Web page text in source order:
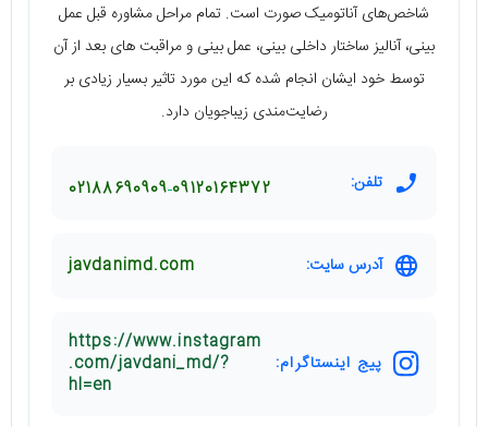
شاخص‌های آناتومیک صورت است. تمام مراحل مشاوره قبل عمل
بینی، آنالیز ساختار داخلی بینی، عمل بینی و مراقبت های بعد از آن
توسط خود ایشان انجام شده که این مورد تاثیر بسیار زیادی بر
رضایت‌مندی زیباجویان دارد.
تلفن: 09120164372
02188690909
آدرس سایت: javdanimd.com
پیج اینستاگرام:
https://www.instagram
.com/javdani_md/?
hl=en